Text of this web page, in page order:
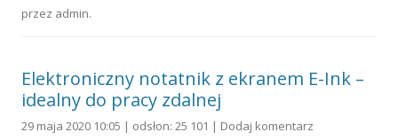
przez admin.
Elektroniczny notatnik z ekranem E-Ink –
idealny do pracy zdalnej
29 maja 2020 10:05 | odsłon: 25 101 | Dodaj komentarz